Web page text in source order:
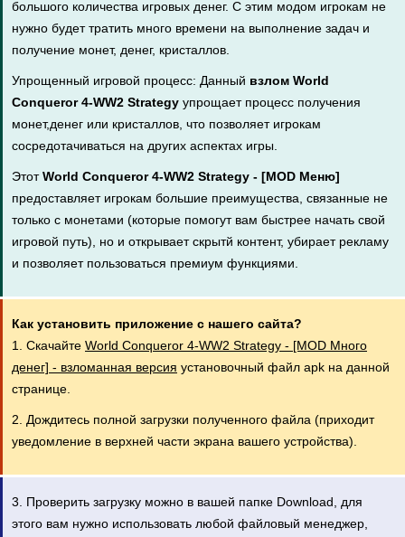
большого количества игровых денег. С этим модом игрокам не
нужно будет тратить много времени на выполнение задач и
получение монет, денег, кристаллов.
Упрощенный игровой процесс: Данный взлом World
Conqueror 4-WW2 Strategy упрощает процесс получения
монет,денег или кристаллов, что позволяет игрокам
сосредотачиваться на других аспектах игры.
ЭтотWorld Conqueror 4-WW2 Strategy - [MOD Меню]
предоставляет игрокам большие преимущества, связанные не
только с монетами (которые помогут вам быстрее начать свой
игровой путь), но и открывает скрытй контент, убирает рекламу
и позволяет пользоваться премиум функциями.
Как установить приложение с нашего сайта?
1. Скачайте World Conqueror 4-WW2 Strategy - [MOD Много
денег] - взломанная версия установочный файл apk на данной
странице.
2. Дождитесь полной загрузки полученного файла (приходит
уведомление в верхней части экрана вашего устройства).
3. Проверить загрузку можно в вашей папке Download, для
этого вам нужно использовать любой файловый менеджер,